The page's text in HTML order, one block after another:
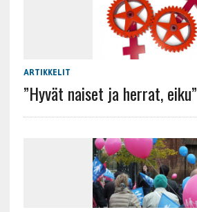
ARTIKKELIT
”Hyvät naiset ja herrat, eiku”